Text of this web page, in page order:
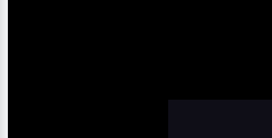
La línea 3 (verde)